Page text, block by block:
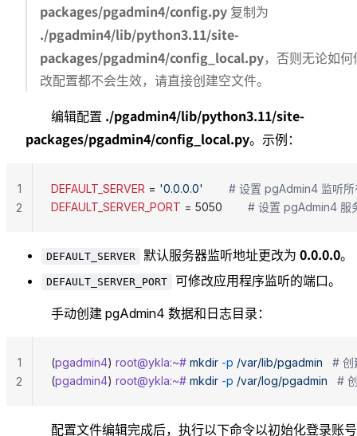
packages/pgadmin4/config.py 复制为
./pgadmin4/lib/python3.11/site-
packages/pgadmin4/config_local.py，否则无论如何
改配置都不会生效，请直接创建空文件。
编辑配置 ./pgadmin4/lib/python3.11/site-
packages/pgadmin4/config_local.py。示例：
DEFAULT_SERVER = '0.0.0.0'
# 设置 pgAdmin4 监听
DEFAULT_SERVER_PORT = 5050 # 设置 pgAdmin4 服
1
2
DEFAULT_SERVER 默认服务器监听地址更改为 0.0.0.0。
DEFAULT_SERVER_PORT 可修改应用程序监听的端口。
手动创建 pgAdmin4 数据和日志目录：
(pgadmin4) root@ykla:~# mkdir -p /var/lib/pgadmin
#
(pgadmin4) root@ykla:~# mkdir -p /var/log/pgadmin
#
1
2
配置文件编辑完成后，执行以下命令以初始化登录账